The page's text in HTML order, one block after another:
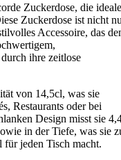
Zuckerdose, die ideale
Zuckerdose ist nicht
Accessoire, das
ihre zeitlose
von 14,5cl, was sie
Restaurants oder bei
Design misst sie
in der Tiefe, was sie
für jeden Tisch macht.